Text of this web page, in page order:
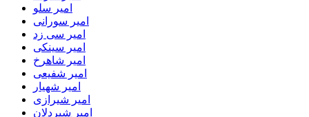
امیر سلو
امیر سورانی
امیر سی زد
امیر سینکی
امیر شاهرخ
امیر شفیعی
امیر شهیار
امیر شیرازی
امیر شیردلان